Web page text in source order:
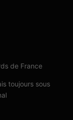
de France
toujours sous